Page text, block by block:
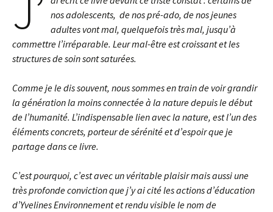
nos adolescents, de nos pré-ado, de nos jeunes
adultes vont mal, quelquefois très mal, jusqu’à
commettre l’irréparable. Leur mal-être est croissant et les
structures de soin sont saturées.
Comme je le dis souvent, nous sommes en train de voir grandir
la génération la moins connectée à la nature depuis le début
de l’humanité. L’indispensable lien avec la nature, est l’un des
éléments concrets, porteur de sérénité et d’espoir que je
partage dans ce livre.
C’est pourquoi, c’est avec un véritable plaisir mais aussi une
très profonde conviction que j’y ai cité les actions d’éducation
d’Yvelines Environnement et rendu visible le nom de